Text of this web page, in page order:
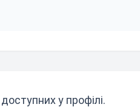
у профілі.